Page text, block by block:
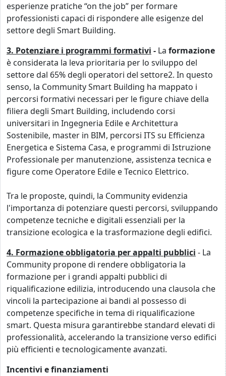
esperienze pratiche “on the job” per formare
professionisti capaci di rispondere alle esigenze del
settore degli Smart Building.
3. Potenziare i programmi formativi - La formazione
è considerata la leva prioritaria per lo sviluppo del
settore dal 65% degli operatori del settore2. In questo
senso, la Community Smart Building ha mappato i
percorsi formativi necessari per le figure chiave della
filiera degli Smart Building, includendo corsi
universitari in Ingegneria Edile e Architettura
Sostenibile, master in BIM, percorsi ITS su Efficienza
Energetica e Sistema Casa, e programmi di Istruzione
Professionale per manutenzione, assistenza tecnica e
figure come Operatore Edile e Tecnico Elettrico.
Tra le proposte, quindi, la Community evidenzia
l'importanza di potenziare questi percorsi, sviluppando
competenze tecniche e digitali essenziali per la
transizione ecologica e la trasformazione degli edifici.
4. Formazione obbligatoria per appalti pubblici - La
Community propone di rendere obbligatoria la
formazione per i grandi appalti pubblici di
riqualificazione edilizia, introducendo una clausola che
vincoli la partecipazione ai bandi al possesso di
competenze specifiche in tema di riqualificazione
smart. Questa misura garantirebbe standard elevati di
professionalità, accelerando la transizione verso edifici
più efficienti e tecnologicamente avanzati.
Incentivi e finanziamenti